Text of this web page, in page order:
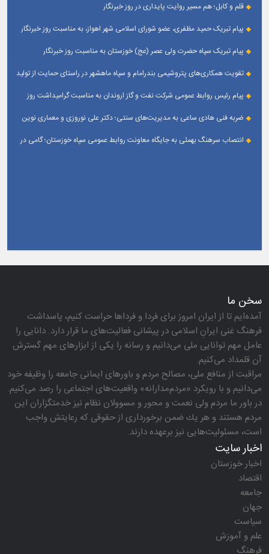
قلم و کابل؛ هم مسیر روایت پایداری در روز خبرنگار
پیام تبریک حمید مظفری، عضو شورای اسلامی شهر اهواز، به مناسبت روز خبرنگار
پیام تبریک سپاه حضرت ولی عصر (عج) خوزستان به مناسبت روز خبرنگار
تقویت همکاری‌های پتروشیمی بندرامام و سپاه ماهشهر در راستای حمایت از تولید
پیام رئیس روابط عمومی شركت نفت و گاز اروندان به مناسبت گرامیداشت روز
ضربه فنی هادی ساعی به مدیریت‌های سنتی؛ دکتر علی نوروزی و معماری نوین
انتصاب سرهنگ بهمئی به جایگاه معاونت روابط عمومی سپاه خوزستان؛ گامی در
سخن ما
آمده‌ایم تا از ایران امروز برای فردا و فرداها حراست كنیم، پاسداشت
فرهنگ غنی ایرانِ اسلامی در پیشانی فعالیت‌های ما قرار دارد. دانایی را
عامل مهم توانایی ملی می‌دانیم و رسانه را یكی از ابزارهای مهم گسترش
آن قلمداد می‌كنیم.
مراقبت از منافع ملی، مصالح مردم و باورهای ایمانی جامعه را وظیفه خود
می‌دانیم و با رویكرد «مردم‌مدارانه‌» واقعیت‌های اجتماعی را رصد می‌كنیم.
در باور ما مردم ولی نعمت و محور و مسوولان نظام نیز خدمتگزاران این
مردم هستند و هر یك ضمن برخورداری از حقوقی كه رعایتش واجب
است، مسئولیت‌هایی نیز برعهده دارند.
اخبار سایت
اخبار خوزستان
اقتصاد
جامعه
جهان
سیاست
علم و آموزش
فرهنگ